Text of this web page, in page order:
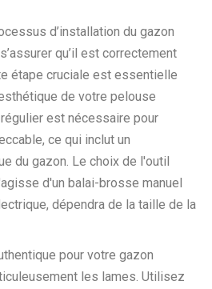
d’installation du gazon
qu’il est correctement
étape cruciale est essentielle
de votre pelouse
est nécessaire pour
ce qui inclut un
du gazon. Le choix de l'outil
d'un balai-brosse manuel
dépendra de la taille de la
pour votre gazon
les lames. Utilisez